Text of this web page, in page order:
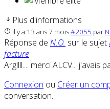
Plus d'informations
il y a 13 ans 7 mois#2055 par
Réponse de N.O. sur le sujet
facture
Argllll.... merci ALCV... j'avais
Connexion ou Créer un
conversation.